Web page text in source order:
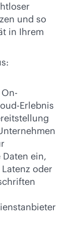
und so
in Ihrem
Erlebnis
ein,
oder